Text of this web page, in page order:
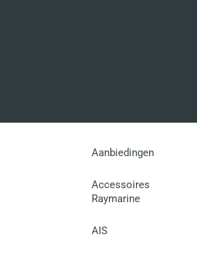
Aanbiedingen
Accessoires
Raymarine
AIS